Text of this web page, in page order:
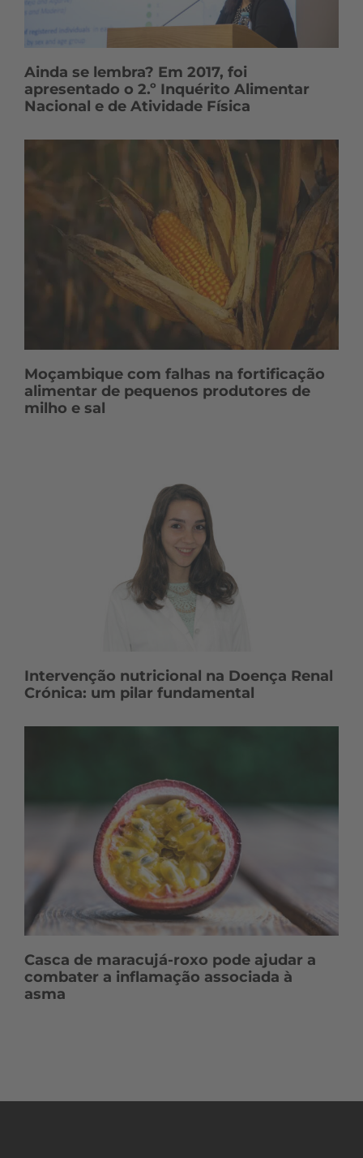
Ainda se lembra? Em 2017, foi
apresentado o 2.º Inquérito Alimentar
Nacional e de Atividade Física
Moçambique com falhas na fortificação
alimentar de pequenos produtores de
milho e sal
Intervenção nutricional na Doença Renal
Crónica: um pilar fundamental
Casca de maracujá-roxo pode ajudar a
combater a inflamação associada à
asma